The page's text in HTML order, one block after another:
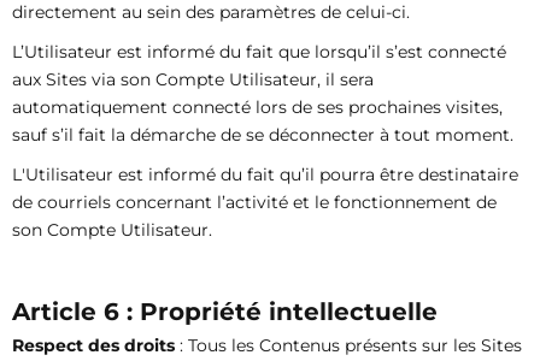
directement au sein des paramètres de celui-ci.
L’Utilisateur est informé du fait que lorsqu’il s’est connecté
aux Sites via son Compte Utilisateur, il sera
automatiquement connecté lors de ses prochaines visites,
sauf s’il fait la démarche de se déconnecter à tout moment.
L'Utilisateur est informé du fait qu’il pourra être destinataire
de courriels concernant l’activité et le fonctionnement de
son Compte Utilisateur.
Article 6 : Propriété intellectuelle
Respect des droits : Tous les Contenus présents sur les Sites